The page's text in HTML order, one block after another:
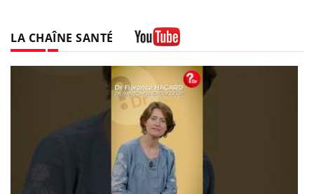
LA CHAÎNE SANTÉ